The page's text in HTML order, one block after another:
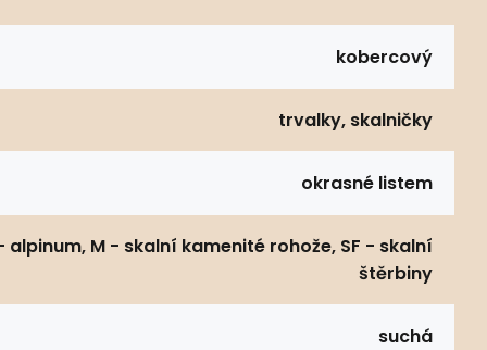
kobercový
trvalky, skalničky
okrasné listem
alpinum, M - skalní kamenité rohože, SF - skalní
štěrbiny
suchá